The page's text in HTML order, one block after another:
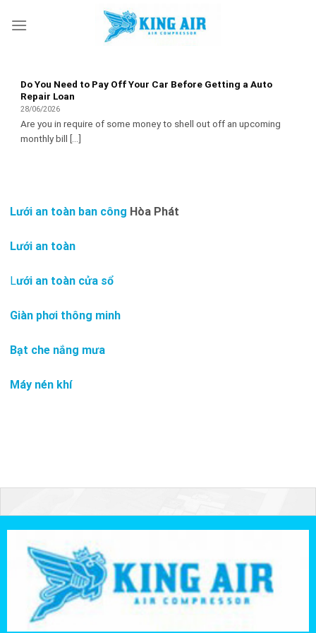
Do You Need to Pay Off Your Car Before Getting a Auto
Repair Loan
28/06/2026
Are you in require of some money to shell out off an upcoming
monthly bill [...]
Lưới an toàn ban công Hòa Phát
Lưới an toàn
Lưới an toàn cửa sổ
Giàn phơi thông minh
Bạt che nắng mưa
Máy nén khí